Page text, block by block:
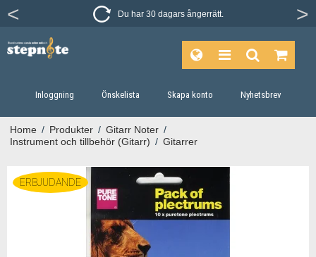
Du har 30 dagars ångerrätt.
Inloggning Önskelista Skapa konto Nyhetsbrev
Home / Produkter / Gitarr Noter /
Instrument och tillbehör (Gitarr) / Gitarrer
ERBJUDANDE